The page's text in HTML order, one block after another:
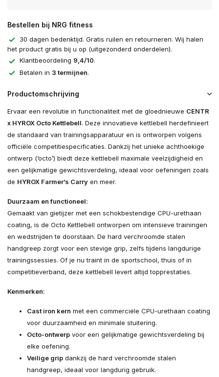
Bestellen bij NRG fitness
30 dagen bedenktijd. Gratis ruilen en retourneren. Wij halen
het product gratis bij u op (uitgezonderd onderdelen).
Klantbeoordeling 9,4/10.
Betalen in 3 termijnen.
Productomschrijving
Ervaar een revolutie in functionaliteit met de gloednieuwe CENTR
x HYROX Octo Kettlebell. Deze innovatieve kettlebell herdefinieert
de standaard van trainingsapparatuur en is ontworpen volgens
officiële competitiespecificaties. Dankzij het unieke achthoekige
ontwerp (‘octo’) biedt deze kettlebell maximale veelzijdigheid en
een gelijkmatige gewichtsverdeling, ideaal voor oefeningen zoals
de HYROX Farmer’s Carry en meer.
Duurzaam en functioneel:
Gemaakt van gietijzer met een schokbestendige CPU-urethaan
coating, is de Octo Kettlebell ontworpen om intensieve trainingen
en wedstrijden te doorstaan. De hard verchroomde stalen
handgreep zorgt voor een stevige grip, zelfs tijdens langdurige
trainingssessies. Of je nu traint in de sportschool, thuis of in
competitieverband, deze kettlebell levert altijd topprestaties.
Kenmerken:
Cast iron kern met een commerciële CPU-urethaan coating
voor duurzaamheid en minimale stuitering.
Octo-ontwerp voor een gelijkmatige gewichtsverdeling bij
elke oefening.
Veilige grip dankzij de hard verchroomde stalen
handgreep, ideaal voor langdurig gebruik.